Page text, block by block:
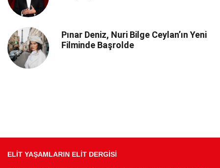
Pınar Deniz, Nuri Bilge Ceylan’ın Yeni
Filminde Başrolde
ELİT YAŞAMLARIN ELİT DERGİSİ